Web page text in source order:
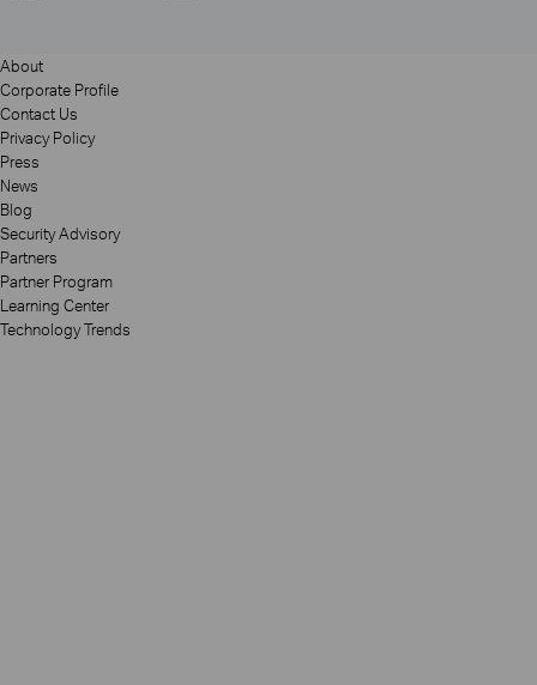
About
Corporate Profile
Contact Us
Privacy Policy
Press
News
Blog
Security Advisory
Partners
Partner Program
Learning Center
Technology Trends